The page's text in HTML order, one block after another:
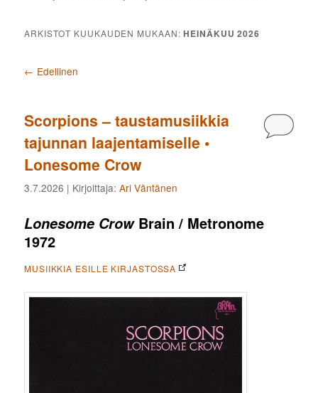
ARKISTOT KUUKAUDEN MUKAAN:HEINÄKUU 2026
Artikkelien selaus
← Edellinen
Scorpions – taustamusiikkia
tajunnan laajentamiselle •
Lonesome Crow
3.7.2026 | Kirjoittaja:Ari Väntänen
Lonesome CrowBrain / Metronome
1972
MUSIIKKIA ESILLE KIRJASTOSSA